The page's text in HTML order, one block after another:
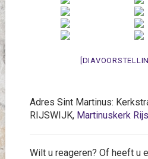
Adres Sint Martinus:
RIJSWIJK, Martinuskerk
Wilt u reageren? Of heeft u